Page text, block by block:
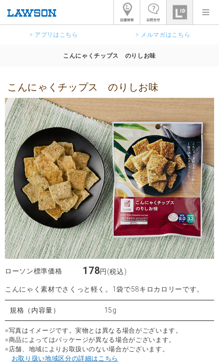
> アプリはこちら > メルマガはこちら
こんにゃくチップス のりしお味
こんにゃくチップス のりしお味
ローソン標準価格 178円(税込)
こんにゃく素材でさくっと軽く。1袋で58キロカロリーです。
規格（内容量） 15g
※写真はイメージです。実物とは異なる場合がございます。
※商品によってはパッケージが異なる場合がございます。
※店舗、地域によりお取扱いのない場合がございます。
お取り扱い地域区分の詳細はこちら